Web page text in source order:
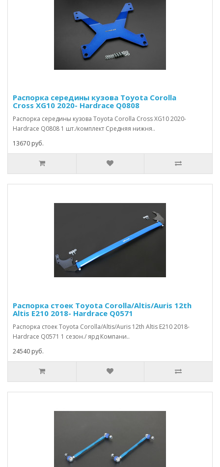
Распорка середины кузова Toyota Corolla
Cross XG10 2020- Hardrace Q0808
Распорка середины кузова Toyota Corolla Cross XG10 2020-
Hardrace Q0808 1 шт./комплект Средняя нижня..
13670 руб.
Распорка стоек Toyota Corolla/Altis/Auris 12th
Altis E210 2018- Hardrace Q0571
Распорка стоек Toyota Corolla/Altis/Auris 12th Altis E210 2018-
Hardrace Q0571 1 сезон./ ярд Компани..
24540 руб.